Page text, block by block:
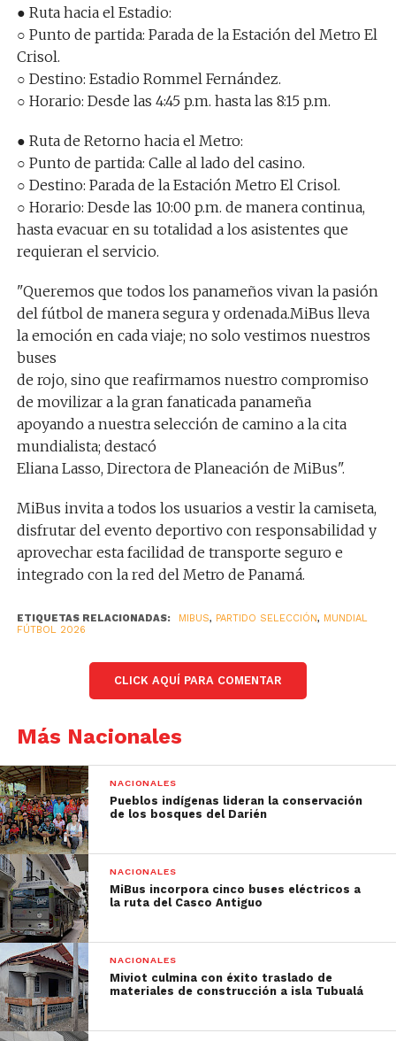
● Ruta hacia el Estadio:
○ Punto de partida: Parada de la Estación del Metro El
Crisol.
○ Destino: Estadio Rommel Fernández.
○ Horario: Desde las 4:45 p.m. hasta las 8:15 p.m.
● Ruta de Retorno hacia el Metro:
○ Punto de partida: Calle al lado del casino.
○ Destino: Parada de la Estación Metro El Crisol.
○ Horario: Desde las 10:00 p.m. de manera continua,
hasta evacuar en su totalidad a los asistentes que
requieran el servicio.
"Queremos que todos los panameños vivan la pasión
del fútbol de manera segura y ordenada.MiBus lleva
la emoción en cada viaje; no solo vestimos nuestros
buses
de rojo, sino que reafirmamos nuestro compromiso
de movilizar a la gran fanaticada panameña
apoyando a nuestra selección de camino a la cita
mundialista; destacó
Eliana Lasso, Directora de Planeación de MiBus".
MiBus invita a todos los usuarios a vestir la camiseta,
disfrutar del evento deportivo con responsabilidad y
aprovechar esta facilidad de transporte seguro e
integrado con la red del Metro de Panamá.
ETIQUETAS RELACIONADAS: MIBUS, PARTIDO SELECCIÓN, MUNDIAL
FÚTBOL 2026
CLICK AQUÍ PARA COMENTAR
Más Nacionales
NACIONALES
Pueblos indígenas lideran la conservación
de los bosques del Darién
NACIONALES
MiBus incorpora cinco buses eléctricos a
la ruta del Casco Antiguo
NACIONALES
Miviot culmina con éxito traslado de
materiales de construcción a isla Tubualá